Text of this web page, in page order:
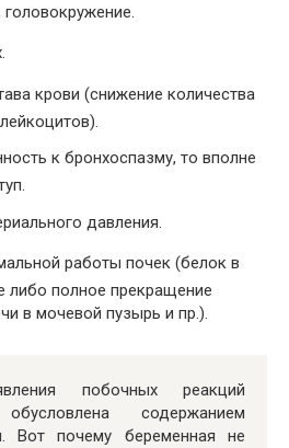
крови (снижение количества
к бронхоспазму, то вполне
давления.
работы почек (белок в
либо полное прекращение
в мочевой пузырь и пр.).
побочных реакций
обусловлена содержанием
Вот почему беременная не